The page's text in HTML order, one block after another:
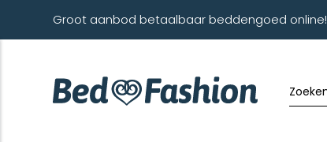
Groot aanbod betaalbaar beddengoed online!